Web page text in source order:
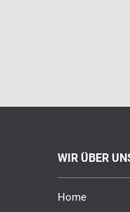
WIR ÜBER
Home